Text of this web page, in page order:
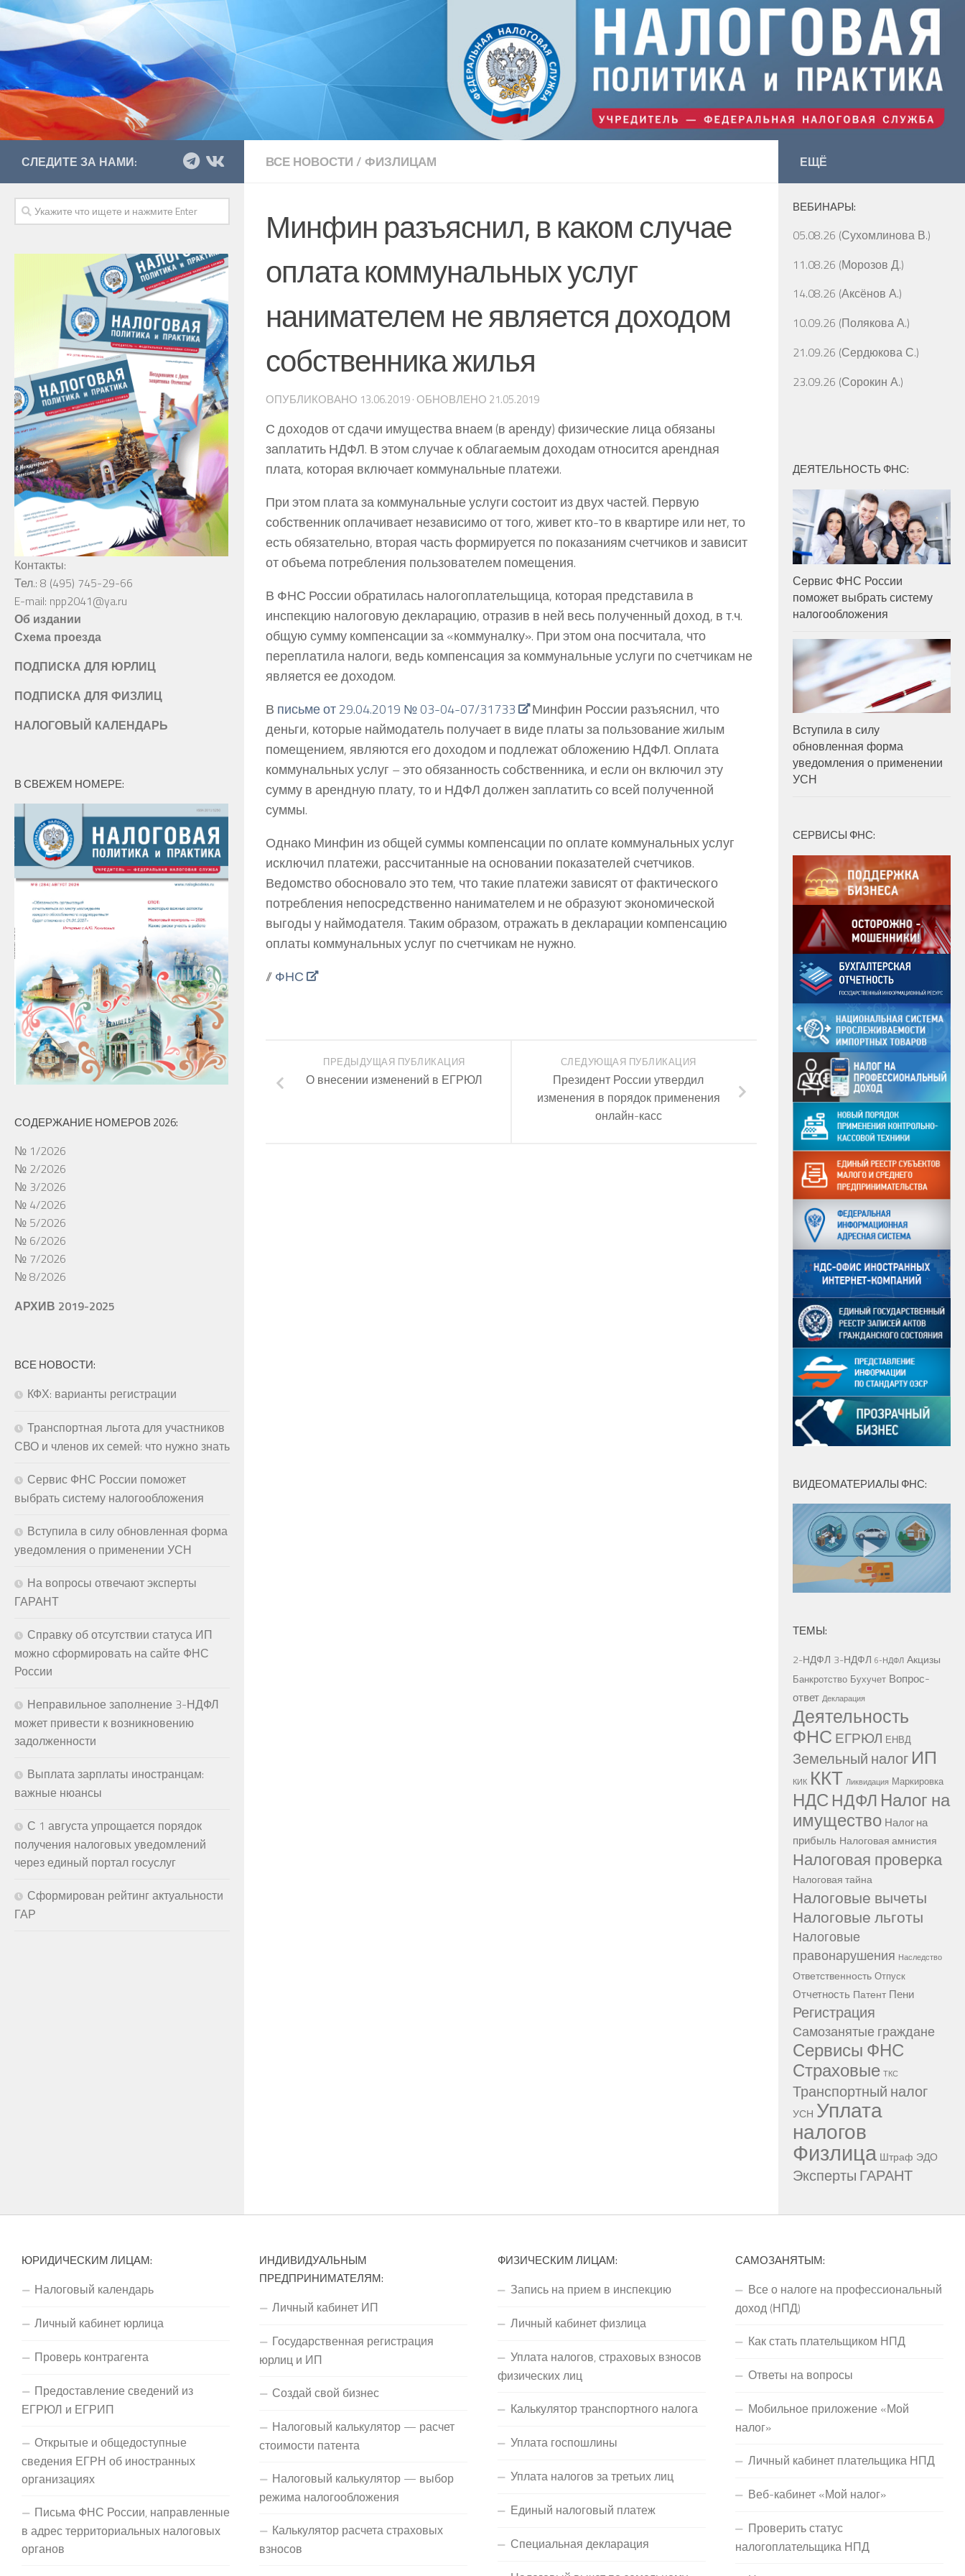
ВСЕ НОВОСТИ/ФИЗЛИЦАМ
Минфин разъяснил, в каком случае
оплата коммунальных услуг
нанимателем не является доходом
собственника жилья
ОПУБЛИКОВАНО 13.06.2019· ОБНОВЛЕНО 21.05.2019
С доходов от сдачи имущества внаем (в аренду) физические лица обязаны
заплатить НДФЛ. В этом случае к облагаемым доходам относится арендная
плата, которая включает коммунальные платежи.
При этом плата за коммунальные услуги состоит из двух частей. Первую
собственник оплачивает независимо от того, живет кто-то в квартире или нет, то
есть обязательно, вторая часть формируется по показаниям счетчиков и зависит
от объема потребления пользователем помещения.
В ФНС России обратилась налогоплательщица, которая представила в
инспекцию налоговую декларацию, отразив в ней весь полученный доход, в т.ч.
общую сумму компенсации за «коммуналку». При этом она посчитала, что
переплатила налоги, ведь компенсация за коммунальные услуги по счетчикам не
является ее доходом.
В письме от 29.04.2019 № 03-04-07/31733
Минфин России разъяснил, что
деньги, которые наймодатель получает в виде платы за пользование жилым
помещением, являются его доходом и подлежат обложению НДФЛ. Оплата
коммунальных услуг – это обязанность собственника, и если он включил эту
сумму в арендную плату, то и НДФЛ должен заплатить со всей полученной
суммы.
Однако Минфин из общей суммы компенсации по оплате коммунальных услуг
исключил платежи, рассчитанные на основании показателей счетчиков.
Ведомство обосновало это тем, что такие платежи зависят от фактического
потребления непосредственно нанимателем и не образуют экономической
выгоды у наймодателя. Таким образом, отражать в декларации компенсацию
оплаты коммунальных услуг по счетчикам не нужно.
//ФНС
СЛЕДУЮЩАЯ ПУБЛИКАЦИЯ
Президент России утвердил
изменения в порядок применения
онлайн-касс
ПРЕДЫДУЩАЯ ПУБЛИКАЦИЯ
О внесении изменений в ЕГРЮЛ
СЛЕДИТЕ ЗА НАМИ:
Контакты:
Тел.: 8 (495) 745-29-66
E-mail: npp2041@ya.ru
Об издании
Схема проезда
ПОДПИСКА ДЛЯ ЮРЛИЦ
ПОДПИСКА ДЛЯ ФИЗЛИЦ
НАЛОГОВЫЙ КАЛЕНДАРЬ
В СВЕЖЕМ НОМЕРЕ:
СОДЕРЖАНИЕ НОМЕРОВ 2026:
№ 1/2026
№ 2/2026
№ 3/2026
№ 4/2026
№ 5/2026
№ 6/2026
№ 7/2026
№ 8/2026
АРХИВ 2019-2025
ВСЕ НОВОСТИ:
КФХ: варианты регистрации
Транспортная льгота для участников
СВО и членов их семей: что нужно знать
Сервис ФНС России поможет
выбрать систему налогообложения
Вступила в силу обновленная форма
уведомления о применении УСН
На вопросы отвечают эксперты
ГАРАНТ
Справку об отсутствии статуса ИП
можно сформировать на сайте ФНС
России
Неправильное заполнение 3-НДФЛ
может привести к возникновению
задолженности
Выплата зарплаты иностранцам:
важные нюансы
С 1 августа упрощается порядок
получения налоговых уведомлений
через единый портал госуслуг
Сформирован рейтинг актуальности
ГАР
ЕЩЁ
ВЕБИНАРЫ:
05.08.26 (Сухомлинова В.)
11.08.26 (Морозов Д.)
14.08.26 (Аксёнов А.)
10.09.26 (Полякова А.)
21.09.26 (Сердюкова С.)
23.09.26 (Сорокин А.)
ДЕЯТЕЛЬНОСТЬ ФНС:
Сервис ФНС России
поможет выбрать систему
налогообложения
Вступила в силу
обновленная форма
уведомления о применении
УСН
СЕРВИСЫ ФНС:
ВИДЕОМАТЕРИАЛЫ ФНС:
ТЕМЫ:
2-НДФЛ 3-НДФЛ 6-НДФЛ Акцизы
Банкротство Бухучет Вопрос-
ответ Декларация
Деятельность
ФНС ЕГРЮЛ ЕНВД
Земельный налог ИП
КИК ККТ Ликвидация Маркировка
НДС НДФЛ Налог на
имущество Налог на
прибыль Налоговая амнистия
Налоговая проверка
Налоговая тайна
Налоговые вычеты
Налоговые льготы
Налоговые
правонарушения Наследство
Ответственность Отпуск
Отчетность Патент Пени
Регистрация
Самозанятые граждане
Сервисы ФНС
Страховые ТКС
Транспортный налог
УСН Уплата
налогов
Физлица Штраф ЭДО
Эксперты ГАРАНТ
ЮРИДИЧЕСКИМ ЛИЦАМ:
Налоговый календарь
Личный кабинет юрлица
Проверь контрагента
Предоставление сведений из
ЕГРЮЛ и ЕГРИП
Открытые и общедоступные
сведения ЕГРН об иностранных
организациях
Письма ФНС России, направленные
в адрес территориальных налоговых
органов
ИНДИВИДУАЛЬНЫМ
ПРЕДПРИНИМАТЕЛЯМ:
Личный кабинет ИП
Государственная регистрация
юрлиц и ИП
Создай свой бизнес
Налоговый калькулятор — расчет
стоимости патента
Налоговый калькулятор — выбор
режима налогообложения
Калькулятор расчета страховых
взносов
ФИЗИЧЕСКИМ ЛИЦАМ:
Запись на прием в инспекцию
Личный кабинет физлица
Уплата налогов, страховых взносов
физических лиц
Калькулятор транспортного налога
Уплата госпошлины
Уплата налогов за третьих лиц
Единый налоговый платеж
Специальная декларация
САМОЗАНЯТЫМ:
Все о налоге на профессиональный
доход (НПД)
Как стать плательщиком НПД
Ответы на вопросы
Мобильное приложение «Мой
налог»
Личный кабинет плательщика НПД
Веб-кабинет «Мой налог»
Проверить статус
налогоплательщика НПД